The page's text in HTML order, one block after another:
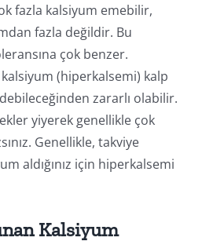
fazla kalsiyum emebilir,
fazla değildir. Bu
çok benzer.
(hiperkalsemi) kalp
zararlı olabilir.
yiyerek genellikle çok
Genellikle, takviye
aldığınız için hiperkalsemi
Kalsiyum